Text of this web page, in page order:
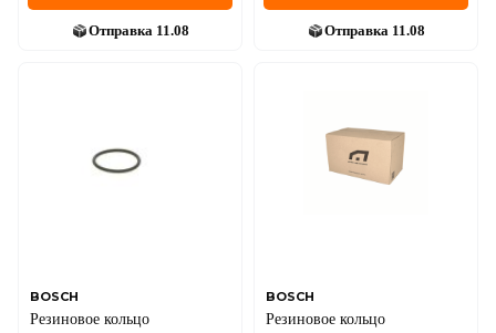
Отправка 11.08 Отправка 11.08
BOSCH
Резиновое кольцо
BOSCH
Резиновое кольцо